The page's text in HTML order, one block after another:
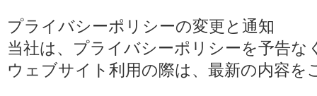
プライバシーポリシーの変更と通知
当社は、プライバシーポリシーを予告
ウェブサイト利用の際は、最新の内容を